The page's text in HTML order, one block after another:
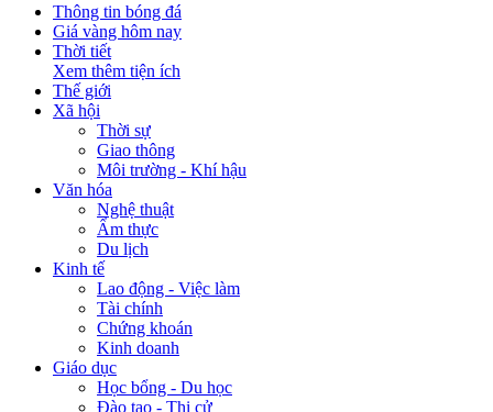
Thông tin bóng đá
Giá vàng hôm nay
Thời tiết
Xem thêm tiện ích
Thế giới
Xã hội
Thời sự
Giao thông
Môi trường - Khí hậu
Văn hóa
Nghệ thuật
Ẩm thực
Du lịch
Kinh tế
Lao động - Việc làm
Tài chính
Chứng khoán
Kinh doanh
Giáo dục
Học bổng - Du học
Đào tạo - Thi cử